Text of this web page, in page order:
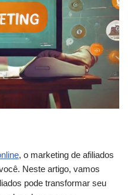
, o marketing de afiliados
Neste artigo, vamos
pode transformar seu